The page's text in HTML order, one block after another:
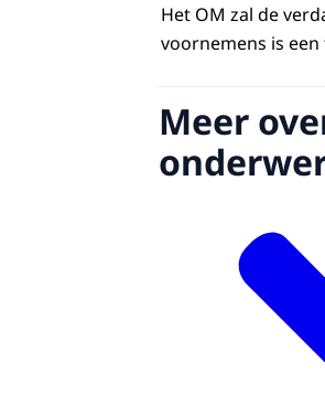
Het OM zal de
voornemens is
Meer